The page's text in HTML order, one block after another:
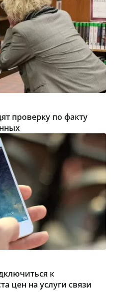
проверку по факту
к
цен на услуги связи